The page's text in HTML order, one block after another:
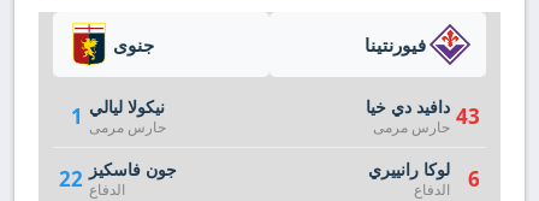
جنوى
1 نيكولا ليالي
حارس مرمى
22 جون فاسكيز
الدفاع
فيورنتينا
43 دافيد دي خيا
حارس مرمى
6 لوكا رانييري
الدفاع